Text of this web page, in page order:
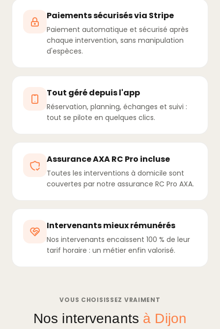
Paiements sécurisés via Stripe
Paiement automatique et sécurisé après
chaque intervention, sans manipulation
d'espèces.
Tout géré depuis l'app
Réservation, planning, échanges et suivi :
tout se pilote en quelques clics.
Assurance AXA RC Pro incluse
Toutes les interventions à domicile sont
couvertes par notre assurance RC Pro AXA.
Intervenants mieux rémunérés
Nos intervenants encaissent 100 % de leur
tarif horaire : un métier enfin valorisé.
VOUS CHOISISSEZ VRAIMENT
Nos intervenants à Dijon